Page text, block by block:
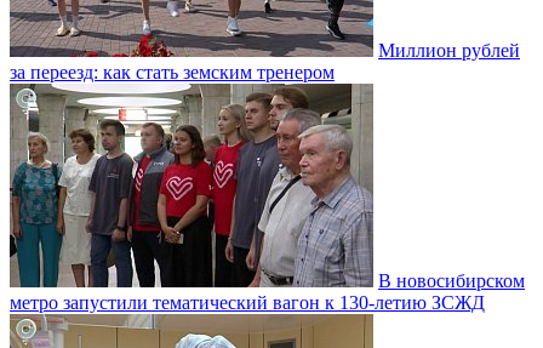
Миллион рублей
за переезд: как стать земским тренером
В новосибирском
метро запустили тематический вагон к 130-летию ЗСЖД